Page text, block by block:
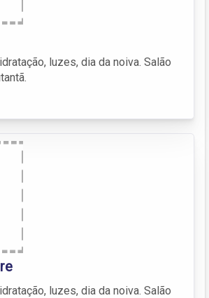
luzes, dia da noiva. Salão
luzes, dia da noiva. Salão